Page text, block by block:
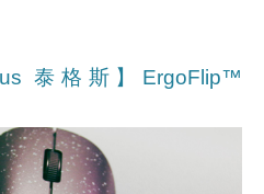
泰格斯】ErgoFlip™